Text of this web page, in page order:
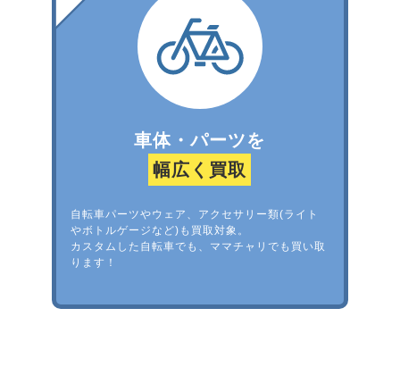
車体・パーツを
幅広く買取
自転車パーツやウェア、アクセサリー類(ライト
やボトルゲージなど)も買取対象。
カスタムした自転車でも、ママチャリでも買い取
ります！